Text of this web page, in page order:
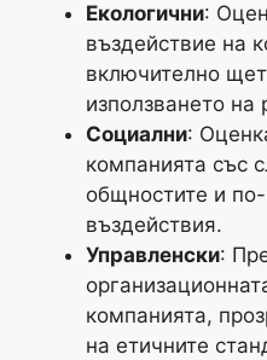
Екологични:
въздействие на
включително
използването на
Социални:
компанията със
общностите и
въздействия.
Управленски:
компанията,
на етичните